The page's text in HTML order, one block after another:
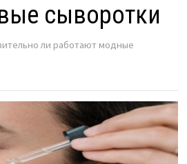
сыворотки
ли работают модные